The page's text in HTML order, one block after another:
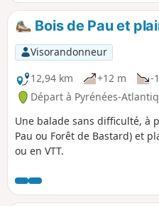
Bois de Pau et
Visorandonneur
12,94 km
+12 m -
Départ à Pyrénées-
Une balade sans difficulté, à
Pau ou Forêt de Bastard) et
ou en VTT.